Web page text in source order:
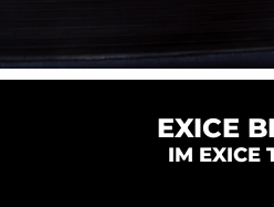
EXICE
IM EXICE